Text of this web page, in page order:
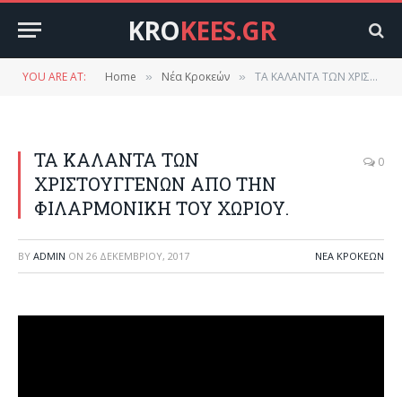
KROKEES.GR
YOU ARE AT: Home » Νέα Κροκεών » ΤΑ ΚΑΛΑΝΤΑ ΤΩΝ ΧΡΙΣΤΟΥΓΓΕΝΩΝ ΑΠΟ ΤΗΝ ΦΙΛΑΡΜΟΝΙΚΗ ΤΟΥ ΧΩΡΙΟΥ.
ΤΑ ΚΑΛΑΝΤΑ ΤΩΝ
ΧΡΙΣΤΟΥΓΓΕΝΩΝ ΑΠΟ ΤΗΝ
ΦΙΛΑΡΜΟΝΙΚΗ ΤΟΥ ΧΩΡΙΟΥ.
0
BY ADMIN ON 26 ΔΕΚΕΜΒΡΊΟΥ, 2017 ΝΈΑ ΚΡΟΚΕΏΝ